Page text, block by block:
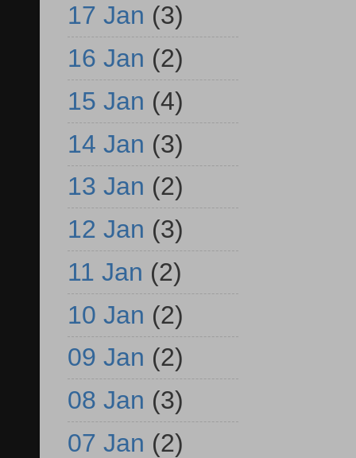
17 Jan (3)
16 Jan (2)
15 Jan (4)
14 Jan (3)
13 Jan (2)
12 Jan (3)
11 Jan (2)
10 Jan (2)
09 Jan (2)
08 Jan (3)
07 Jan (2)